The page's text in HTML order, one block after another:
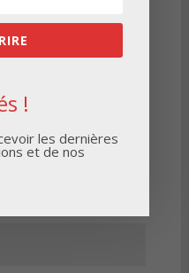
!
les dernières
et de nos